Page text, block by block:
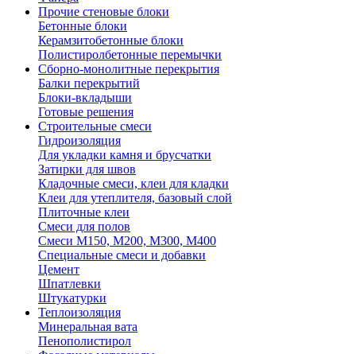
Прочие стеновые блоки
Бетонные блоки
Керамзитобетонные блоки
Полистиролбетонные перемычки
Сборно-монолитные перекрытия
Балки перекрытий
Блоки-вкладыши
Готовые решения
Строительные смеси
Гидроизоляция
Для укладки камня и брусчатки
Затирки для швов
Кладочные смеси, клеи для кладки
Клеи для утеплителя, базовый слой
Плиточные клеи
Смеси для полов
Смеси М150, М200, М300, М400
Специальные смеси и добавки
Цемент
Шпатлевки
Штукатурки
Теплоизоляция
Минеральная вата
Пенополистирол